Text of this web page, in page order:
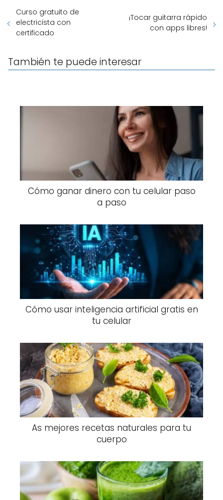
Curso gratuito de
electricista con
certificado
¡Tocar guitarra rápido
con apps libres!
También te puede interesar
Cómo ganar dinero con tu celular paso
a paso
Cómo usar inteligencia artificial gratis en
tu celular
As mejores recetas naturales para tu
cuerpo